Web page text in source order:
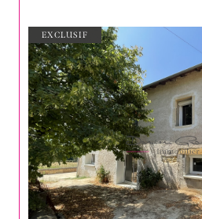
EXCLUSIF